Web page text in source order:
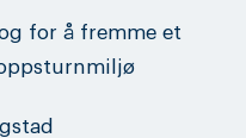
for å fremme et